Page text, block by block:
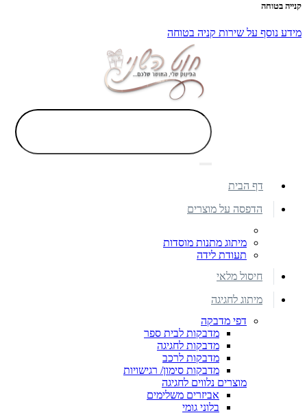
קנייה בטוחה
מידע נוסף על שירות קניה בטוחה
דף הבית
הדפסה על מוצרים
מיתוג מתנות מוסדות
תעודת לידה
חיסול מלאי
מיתוג לחגיגה
דפי מדבקה
מדבקות לבית ספר
מדבקות לחגיגה
מדבקות לרכב
מדבקות סימון/ רגישויות
מוצרים נלווים לחגיגה
אביזרים משלימים
בלוני גומי